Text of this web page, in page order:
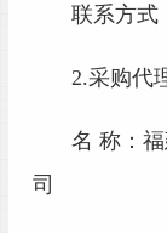
联系方式
2.采购代
名 称：